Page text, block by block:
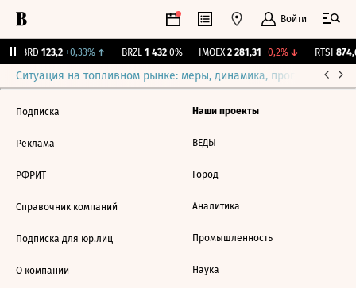
Войти
ABRD 123,2 +0,33%↑ BRZL 1 432 0% IMOEX 2 281,31 -0,2%↓ RTSI
Ситуация на топливном рынке: меры, динамика, прогнозы
Подписка
Реклама
РФРИТ
Справочник компаний
Подписка для юр.лиц
О компании
Наши проекты
ВЕДЫ
Город
Аналитика
Промышленность
Наука